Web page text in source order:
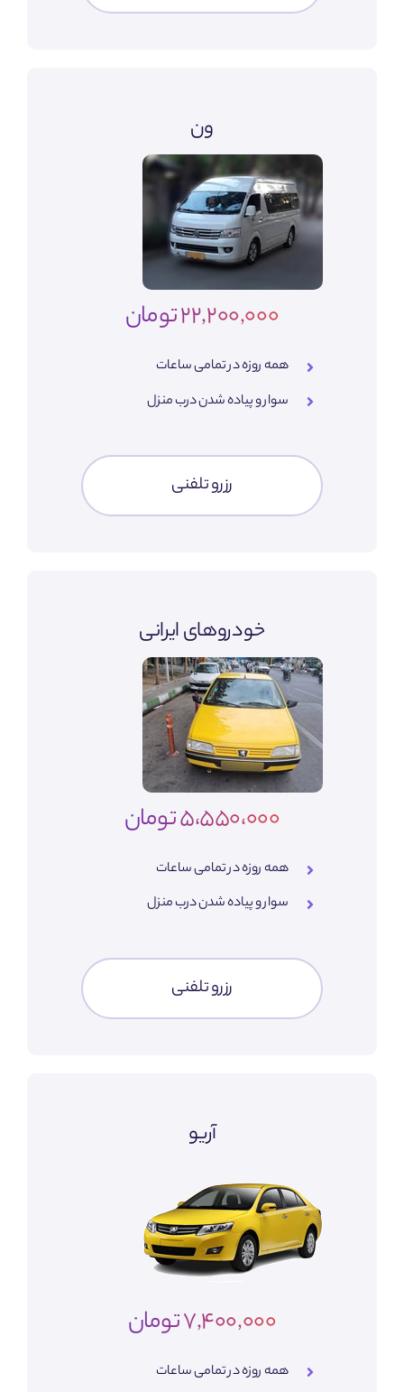
ون
22,200,000 تومان
همه روزه در تمامی ساعات
سوار و پیاده شدن درب منزل
رزرو تلفنی
خودروهای ایرانی
5،550،000 تومان
همه روزه در تمامی ساعات
سوار و پیاده شدن درب منزل
رزرو تلفنی
آریو
7,400,000 تومان
همه روزه در تمامی ساعات